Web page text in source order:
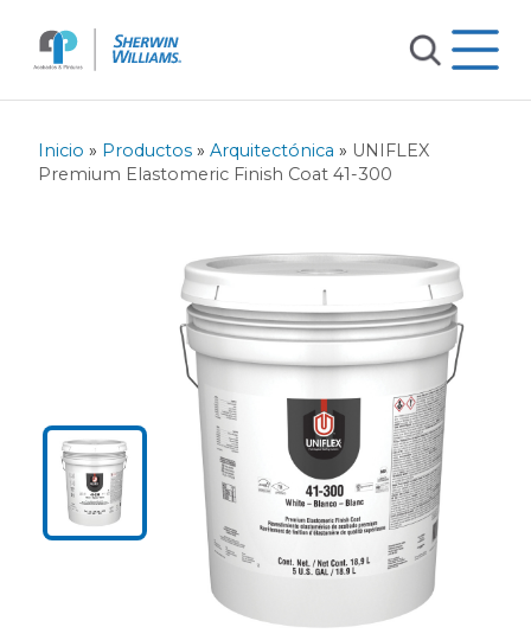
Inicio » Productos » Arquitectónica » UNIFLEX
Premium Elastomeric Finish Coat 41-300